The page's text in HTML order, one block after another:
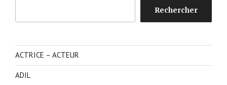
Rechercher
ACTRICE – ACTEUR
ADIL